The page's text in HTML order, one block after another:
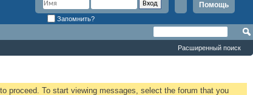
Помощь
Запомнить?
Расширенный поиск
proceed. To start viewing messages, select the forum that you